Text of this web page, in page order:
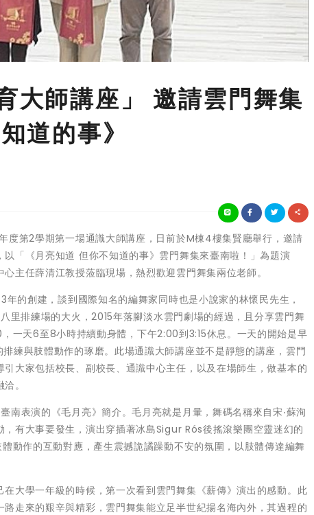
大師講座」 邀請雲門舞集
道的事》
第2學期第一場通識大師講座，日前於M棟4樓集賢廳舉行，邀請
「《月亮知道 但你不知道的事》雲門舞集來臺南啦！」為題演
主任薛清江教授蒞臨現場，熱烈歡迎雲門舞集兩位老師。
的創建，談到國際知名的編舞家同時也是小說家的林懷民先生，
里排練場的大火，2015年落腳淡水雲門劇場的經過，且分享雲門舞
一天6至8小時持續動身體，下午2:00到3:15休息。一天的開始是早
練與肢體動作的琢磨。此場通識大師講座並不是靜態的講座，雲門
大家包括校長、副校長、通識中心主任，以及在場師生，做基本的
。
南表演的《毛月亮》簡介。毛月亮就是月暈，舞碼名稱來自宋‧蘇洵
，有大事要發生，演出穿插著冰島Sigur Rós後搖滾樂團空靈迷幻的
動作的互動對應，產生震撼詭譎躁動不安的氛圍，以肢體傳達編舞
大學一年級的時候，第一次看到雲門舞集《薪傳》演出的感動。此
走來的艱辛與精彩，雲門舞集能立足半世紀揚名海內外，其過程的